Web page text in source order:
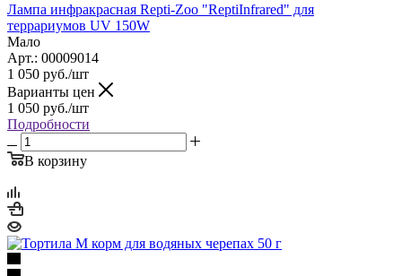
Лампа инфракрасная Repti-Zoo "ReptiInfrared" для
террариумов UV 150W
Мало
Арт.: 00009014
1 050 руб./шт
Варианты цен
1 050 руб./шт
Подробности
В корзину